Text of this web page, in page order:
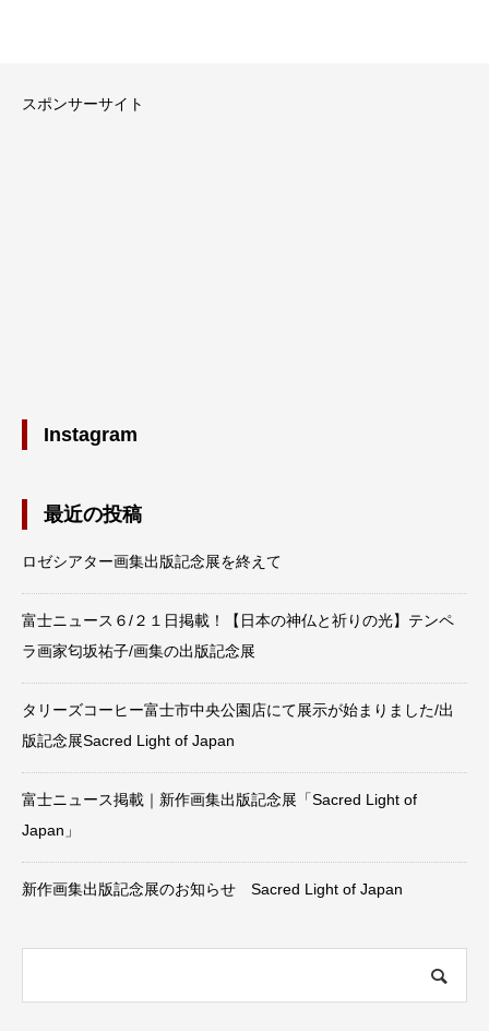
スポンサーサイト
Instagram
最近の投稿
ロゼシアター画集出版記念展を終えて
富士ニュース６/２１日掲載！【日本の神仏と祈りの光】テンペ
ラ画家匂坂祐子/画集の出版記念展
タリーズコーヒー富士市中央公園店にて展示が始まりました/出
版記念展Sacred Light of Japan
富士ニュース掲載｜新作画集出版記念展「Sacred Light of
Japan」
新作画集出版記念展のお知らせ Sacred Light of Japan